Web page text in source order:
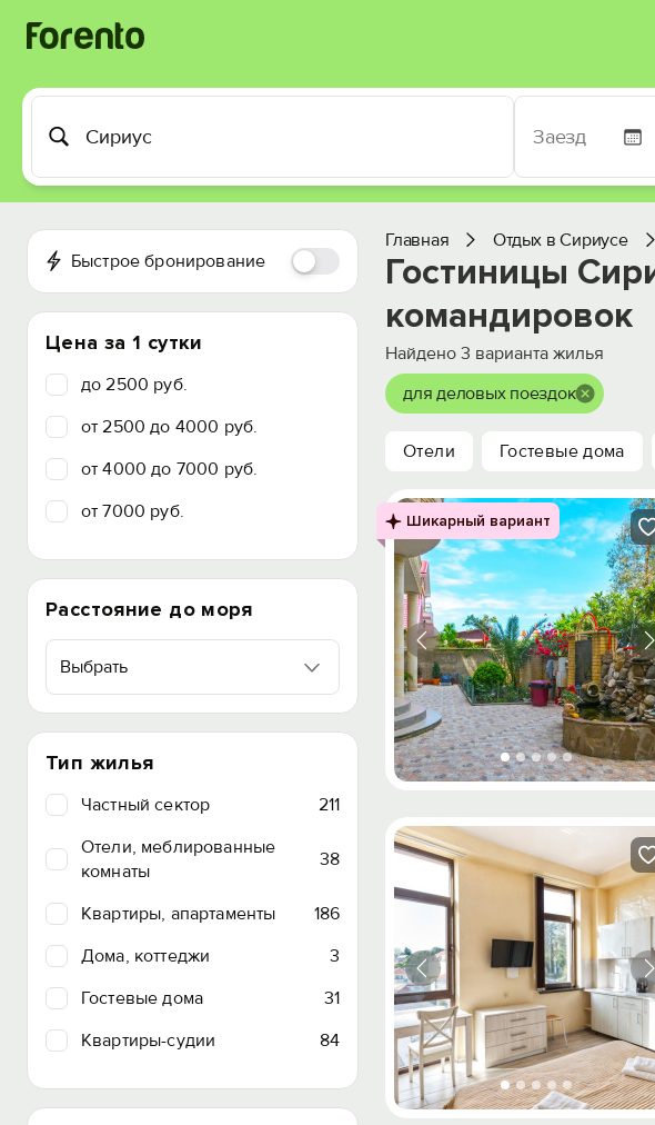
Быстрое бронирование
Цена за 1 сутки
до 2500 руб.
от 2500 до 4000 руб.
от 4000 до 7000 руб.
от 7000 руб.
Расстояние до моря
Выбрать
Тип жилья
Частный сектор
211
Отели, меблированные
комнаты
38
Квартиры, апартаменты
186
Дома, коттеджи
3
Гостевые дома
31
Квартиры-судии
84
Главная Отдых в Сириусе
Гостиницы
командировок
Найдено 3 варианта жилья
для деловых поездок
Отели Гостевые дома
Шикарный вариант